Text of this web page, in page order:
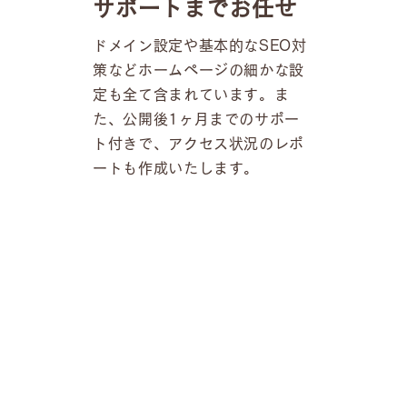
サポートまでお任せ
ドメイン設定や基本的なSEO対
策などホームページの細かな設
定も全て含まれています。ま
た、公開後1ヶ月までのサポー
ト付きで、アクセス状況のレポ
ートも作成いたします。